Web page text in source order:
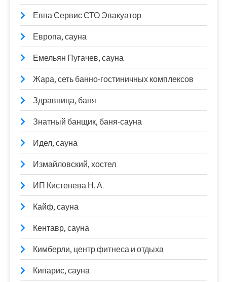
Евпа Сервис СТО Эвакуатор
Европа, сауна
Емельян Пугачев, сауна
Жара, сеть банно-гостиничных комплексов
Здравница, баня
Знатный банщик, баня-сауна
Идел, сауна
Измайловский, хостел
ИП Кистенева Н. А.
Кайф, сауна
Кентавр, сауна
Кимберли, центр фитнеса и отдыха
Кипарис, сауна